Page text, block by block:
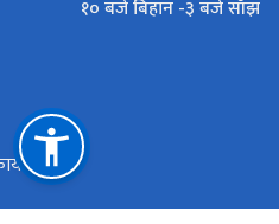
१० बजे बिहान -३ बजे साँझ